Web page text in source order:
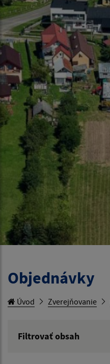
Objednávky
Úvod Zverejňovanie
Filtrovať obsah